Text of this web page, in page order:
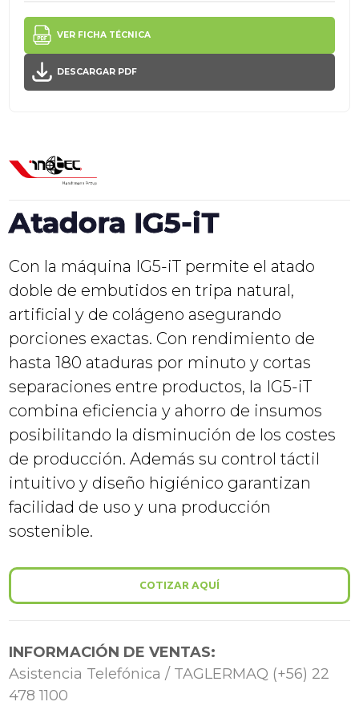
VER FICHA TÉCNICA
DESCARGAR PDF
Atadora IG5-iT
Con la máquina IG5-iT permite el atado
doble de embutidos en tripa natural,
artificial y de colágeno asegurando
porciones exactas. Con rendimiento de
hasta 180 ataduras por minuto y cortas
separaciones entre productos, la IG5-iT
combina eficiencia y ahorro de insumos
posibilitando la disminución de los costes
de producción. Además su control táctil
intuitivo y diseño higiénico garantizan
facilidad de uso y una producción
sostenible.
COTIZAR AQUÍ
INFORMACIÓN DE VENTAS:
Asistencia Telefónica / TAGLERMAQ (+56) 22
478 1100